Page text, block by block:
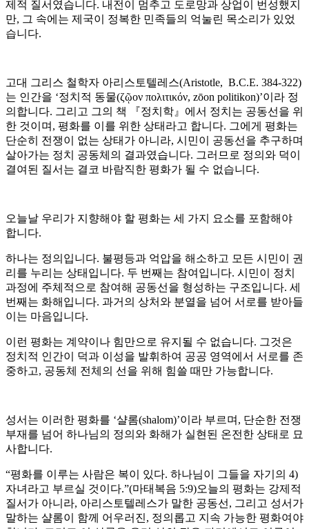
제적 질서였습니다. 내전이 멈추고 도로망과 상업이 번성했지
만, 그 속에는 제국이 정복한 민족들의 억눌린 목소리가 있었
습니다.
고대 그리스 철학자 아리스토텔레스(Aristotle, B.C.E. 384-322)
는 인간을 ‘정치적 동물(ζῷον πολιτικόν, zōon politikon)’이라 정
의합니다. 그리고 그의 책 『정치학』에서 정치는 공동선을 위
한 것이며, 평화를 이를 위한 상태라고 합니다. 그에게 평화는
단순히 전쟁이 없는 상태가 아니라, 시민이 공동선을 추구하며
살아가는 정치 공동체의 결과였습니다. 그러므로 정의와 덕이
결여된 질서는 결코 바람직한 평화가 될 수 없습니다.
오늘날 우리가 지향해야 할 평화는 세 가지 요소를 포함해야
합니다.
하나는 정의입니다. 불평등과 억압을 해소하고 모든 시민이 권
리를 누리는 상태입니다. 두 번째는 참여입니다. 시민이 정치
과정에 주체적으로 참여해 공동선을 형성하는 구조입니다. 세
번째는 화해입니다. 과거의 상처와 분열을 넘어 서로를 받아들
이는 마음입니다.
이런 평화는 계약이나 힘만으로 유지될 수 없습니다. 그것은
정치적 인간이 덕과 이성을 발휘하여 공공 영역에서 서로를 존
중하고, 공동체 전체의 선을 위해 힘쓸 때만 가능합니다.
성서는 이러한 평화를 ‘샬롬(shalom)’이라 부르며, 단순한 전쟁
부재를 넘어 하나님의 정의와 화해가 실현된 온전한 상태로 묘
사합니다.
“평화를 이루는 사람은 복이 있다. 하나님이 그들을 자기의 4)
자녀라고 부르실 것이다.”(마태복음 5:9)오늘의 평화는 강제적
질서가 아니라, 아리스토텔레스가 말한 공동선, 그리고 성서가
말하는 샬롬이 함께 어우러진, 정의롭고 지속 가능한 평화여야